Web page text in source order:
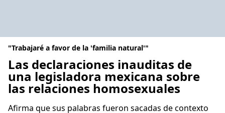
"Trabajaré a favor de la 'familia natural'"
Las declaraciones inauditas de
una legisladora mexicana sobre
las relaciones homosexuales
Afirma que sus palabras fueron sacadas de contexto